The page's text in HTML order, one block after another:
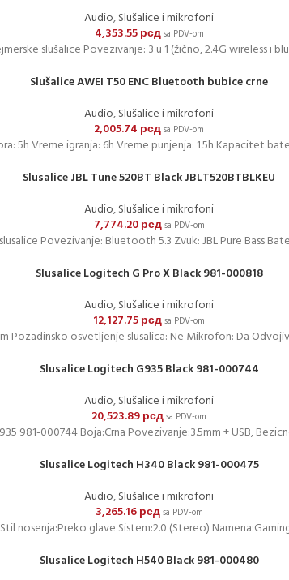
Audio,Slušalice i mikrofoni
4,353.55рсдsa PDV-om
slušalice Povezivanje: 3 u 1 (žično, 2.4G wireless i
Slušalice AWEI T50 ENC Bluetooth bubice crne
Audio,Slušalice i mikrofoni
2,005.74 рсдsa PDV-om
5h Vreme igranja: 6h Vreme punjenja: 1.5h Kapacitet
Slusalice JBL Tune 520BT Black JBLT520BTBLKEU
Audio,Slušalice i mikrofoni
7,774.20рсдsa PDV-om
Povezivanje: Bluetooth 5.3 Zvuk: JBL Pure Bass
Slusalice Logitech G Pro X Black 981-000818
Audio,Slušalice i mikrofoni
12,127.75рсдsa PDV-om
Pozadinsko osvetljenje slusalica: Ne Mikrofon: Da
Slusalice Logitech G935 Black 981-000744
Audio,Slušalice i mikrofoni
20,523.89рсдsa PDV-om
000744 Boja:Crna Povezivanje:3.5mm + USB,
Slusalice Logitech H340 Black 981-000475
Audio,Slušalice i mikrofoni
3,265.16рсдsa PDV-om
nosenja:Preko glave Sistem:2.0 (Stereo)
Slusalice Logitech H540 Black 981-000480